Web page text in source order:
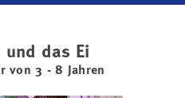
das Ei
von 3 - 8 Jahren